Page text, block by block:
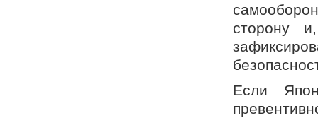
сторону
Если